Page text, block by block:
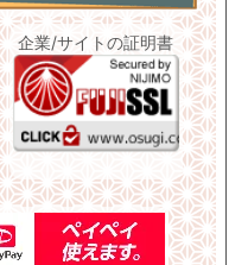
企業/サイトの証明書